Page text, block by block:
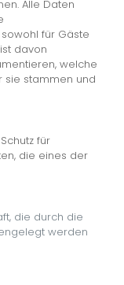
Alle Daten
für Gäste
davon
welche
sie stammen und
für
die eines der
die durch die
werden